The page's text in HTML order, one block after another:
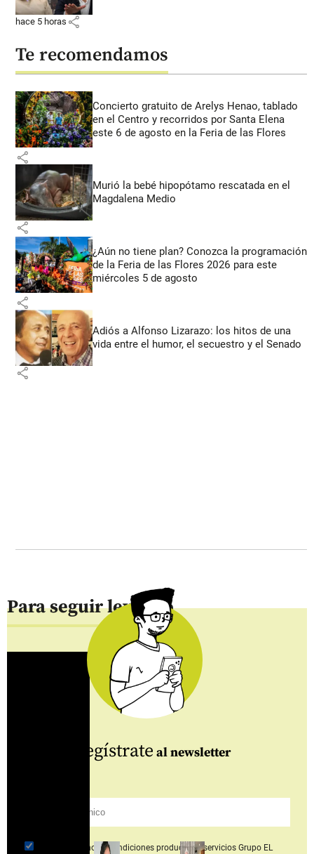
hace 5 horas share
Te recomendamos
Concierto gratuito de Arelys Henao, tablado
en el Centro y recorridos por Santa Elena
este 6 de agosto en la Feria de las Flores
share
Murió la bebé hipopótamo rescatada en el
Magdalena Medio
share
¿Aún no tiene plan? Conozca la programación
de la Feria de las Flores 2026 para este
miércoles 5 de agosto
share
Adiós a Alfonso Lizarazo: los hitos de una
vida entre el humor, el secuestro y el Senado
share
Para seguir leyendo
Regístrate al newsletter
términos y condiciones productos y serviciosGrupo EL